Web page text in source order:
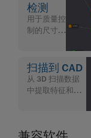
检测
用于质量控
制的尺寸检
扫描到 CAD
从 3D 扫描数据
中提取特征和进